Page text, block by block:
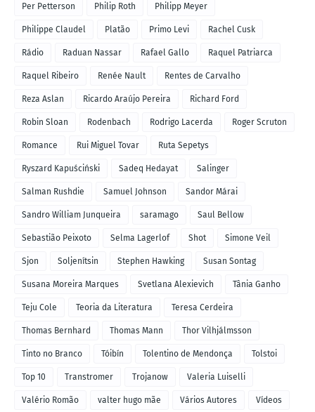
Per Petterson Philip Roth Philipp Meyer
Philippe Claudel Platão Primo Levi Rachel Cusk
Rádio Raduan Nassar Rafael Gallo Raquel Patriarca
Raquel Ribeiro Renée Nault Rentes de Carvalho
Reza Aslan Ricardo Araújo Pereira Richard Ford
Robin Sloan Rodenbach Rodrigo Lacerda Roger Scruton
Romance Rui Miguel Tovar Ruta Sepetys
Ryszard Kapuściński Sadeq Hedayat Salinger
Salman Rushdie Samuel Johnson Sandor Márai
Sandro William Junqueira saramago Saul Bellow
Sebastião Peixoto Selma Lagerlof Shot Simone Veil
Sjon Soljenítsin Stephen Hawking Susan Sontag
Susana Moreira Marques Svetlana Alexievich Tânia Ganho
Teju Cole Teoria da Literatura Teresa Cerdeira
Thomas Bernhard Thomas Mann Thor Vilhjálmsson
Tinto no Branco Tóibín Tolentino de Mendonça Tolstoi
Top 10 Transtromer Trojanow Valeria Luiselli
Valério Romão valter hugo mãe Vários Autores Vídeos